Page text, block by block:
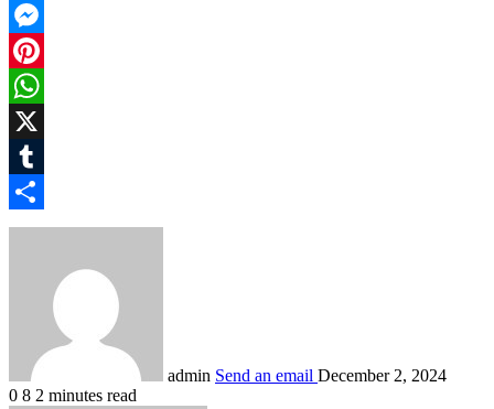
Facebook
Messenger
Pinterest
WhatsApp
X
Tumblr
Share
admin Send an email December 2, 2024
0 8 2 minutes read